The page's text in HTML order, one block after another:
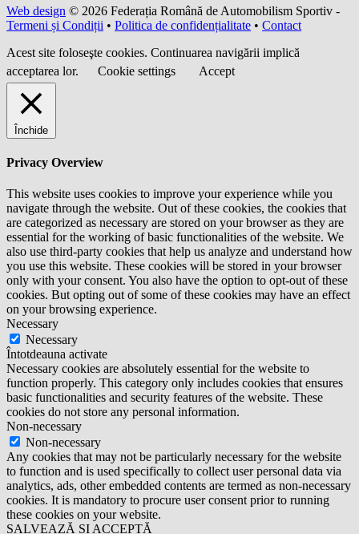
Web design © 2026 Federația Română de Automobilism Sportiv -
Termeni și Condiții • Politica de confidențialitate • Contact
Acest site foloseşte cookies. Continuarea navigării implică
acceptarea lor.
Cookie settings Accept
Închide
Privacy Overview
This website uses cookies to improve your experience while you
navigate through the website. Out of these cookies, the cookies that
are categorized as necessary are stored on your browser as they are
essential for the working of basic functionalities of the website. We
also use third-party cookies that help us analyze and understand how
you use this website. These cookies will be stored in your browser
only with your consent. You also have the option to opt-out of these
cookies. But opting out of some of these cookies may have an effect
on your browsing experience.
Necessary
Necessary
Întotdeauna activate
Necessary cookies are absolutely essential for the website to
function properly. This category only includes cookies that ensures
basic functionalities and security features of the website. These
cookies do not store any personal information.
Non-necessary
Non-necessary
Any cookies that may not be particularly necessary for the website
to function and is used specifically to collect user personal data via
analytics, ads, other embedded contents are termed as non-necessary
cookies. It is mandatory to procure user consent prior to running
these cookies on your website.
SALVEAZĂ ȘI ACCEPTĂ